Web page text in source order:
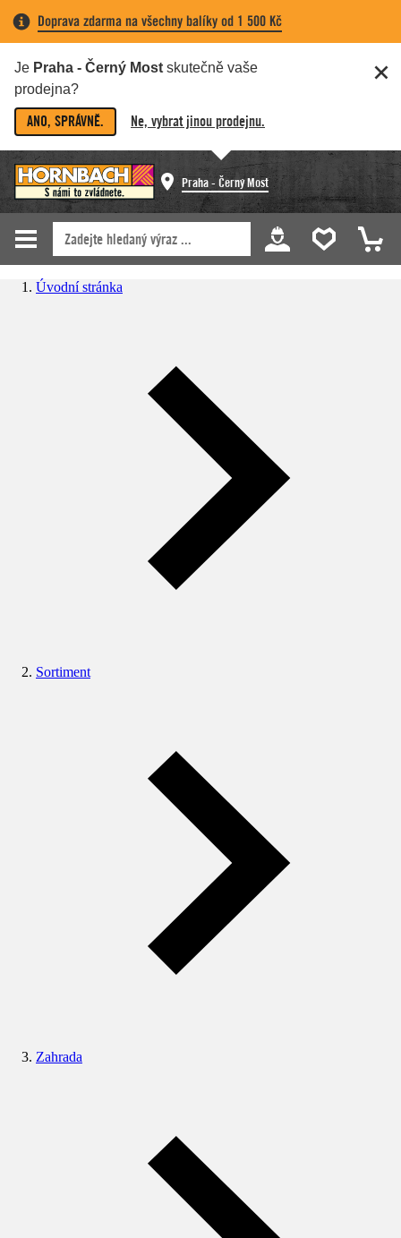
Doprava zdarma na všechny balíky od 1 500 Kč
Je Praha - Černý Most skutečně vaše
prodejna?
ANO, SPRÁVNĚ. Ne, vybrat jinou prodejnu.
Praha - Černý Most
Úvodní stránka
Sortiment
Zahrada